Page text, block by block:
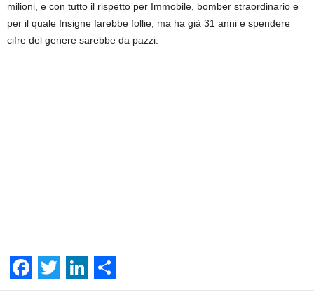
milioni, e con tutto il rispetto per Immobile, bomber straordinario e
per il quale Insigne farebbe follie, ma ha già 31 anni e spendere
cifre del genere sarebbe da pazzi.
F T L
S